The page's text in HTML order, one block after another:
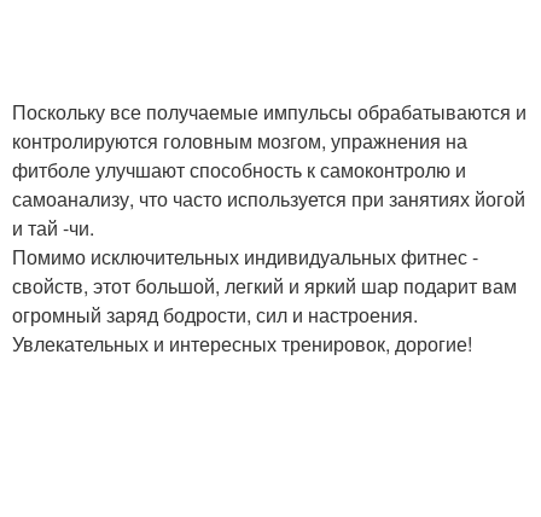
Поскольку все получаемые импульсы обрабатываются и
контролируются головным мозгом, упражнения на
фитболе улучшают способность к самоконтролю и
самоанализу, что часто используется при занятиях йогой
и тай -чи.
Помимо исключительных индивидуальных фитнес -
свойств, этот большой, легкий и яркий шар подарит вам
огромный заряд бодрости, сил и настроения.
Увлекательных и интересных тренировок, дорогие!